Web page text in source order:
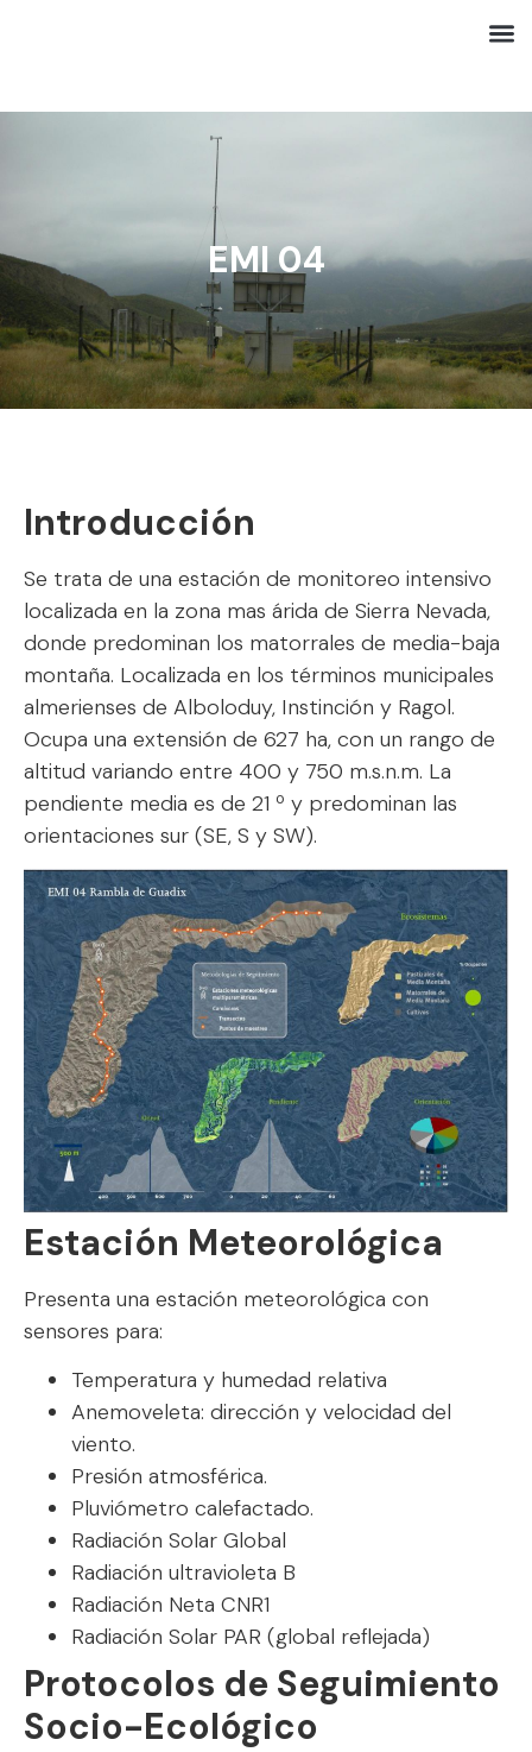
EMI 04
Introducción
Se trata de una estación de monitoreo intensivo
localizada en la zona mas árida de Sierra Nevada,
donde predominan los matorrales de media-baja
montaña. Localizada en los términos municipales
almerienses de Alboloduy, Instinción y Ragol.
Ocupa una extensión de 627 ha, con un rango de
altitud variando entre 400 y 750 m.s.n.m. La
pendiente media es de 21 º y predominan las
orientaciones sur (SE, S y SW).
Estación Meteorológica
Presenta una estación meteorológica con
sensores para:
Temperatura y humedad relativa
Anemoveleta: dirección y velocidad del
viento.
Presión atmosférica.
Pluviómetro calefactado.
Radiación Solar Global
Radiación ultravioleta B
Radiación Neta CNR1
Radiación Solar PAR (global reflejada)
Protocolos de Seguimiento
Socio-Ecológico